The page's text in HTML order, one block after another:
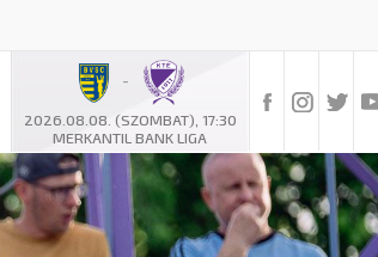
-
2026.08.08. (SZOMBAT), 17:30
MERKANTIL BANK LIGA